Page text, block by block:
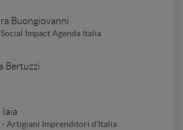
Buongiovanni
Impact Agenda Italia
Bertuzzi
Iaia
- Artigiani Imprenditori d'Italia